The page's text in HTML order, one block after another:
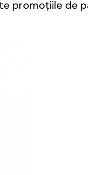
promoțiile de